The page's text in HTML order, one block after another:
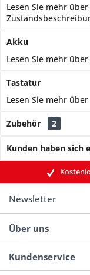
Lesen Sie mehr
Akku
Lesen Sie mehr
Tastatur
Lesen Sie mehr
Zubehör 2
Kunden haben sich
Newsletter
Über uns
Kundenservice